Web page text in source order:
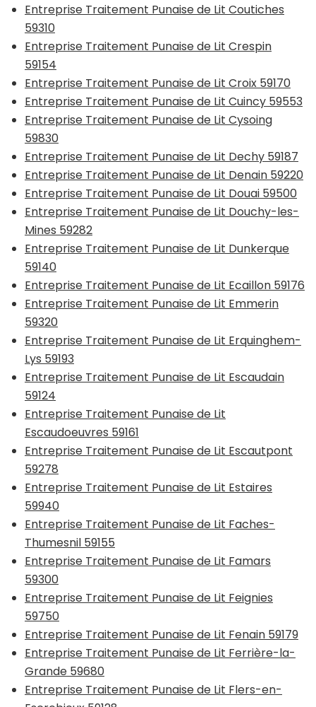
Entreprise Traitement Punaise de Lit Coutiches
59310
Entreprise Traitement Punaise de Lit Crespin
59154
Entreprise Traitement Punaise de Lit Croix 59170
Entreprise Traitement Punaise de Lit Cuincy 59553
Entreprise Traitement Punaise de Lit Cysoing
59830
Entreprise Traitement Punaise de Lit Dechy 59187
Entreprise Traitement Punaise de Lit Denain 59220
Entreprise Traitement Punaise de Lit Douai 59500
Entreprise Traitement Punaise de Lit Douchy-les-
Mines 59282
Entreprise Traitement Punaise de Lit Dunkerque
59140
Entreprise Traitement Punaise de Lit Ecaillon 59176
Entreprise Traitement Punaise de Lit Emmerin
59320
Entreprise Traitement Punaise de Lit Erquinghem-
Lys 59193
Entreprise Traitement Punaise de Lit Escaudain
59124
Entreprise Traitement Punaise de Lit
Escaudoeuvres 59161
Entreprise Traitement Punaise de Lit Escautpont
59278
Entreprise Traitement Punaise de Lit Estaires
59940
Entreprise Traitement Punaise de Lit Faches-
Thumesnil 59155
Entreprise Traitement Punaise de Lit Famars
59300
Entreprise Traitement Punaise de Lit Feignies
59750
Entreprise Traitement Punaise de Lit Fenain 59179
Entreprise Traitement Punaise de Lit Ferrière-la-
Grande 59680
Entreprise Traitement Punaise de Lit Flers-en-